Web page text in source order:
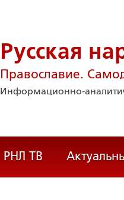
Русская
Православие.
Информационно-
РНЛ ТВ